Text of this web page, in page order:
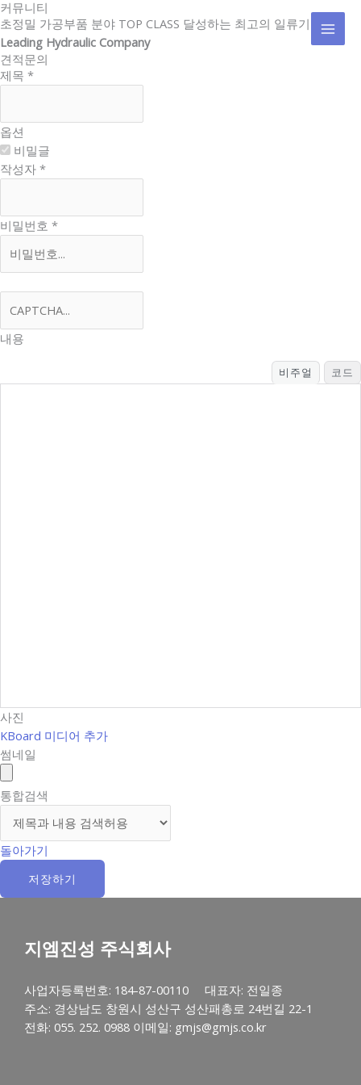
콘
텐
츠
로
건
뛰
기
커뮤니티
초정밀 가공부품 분야 TOP CLASS 달성하는 최고의 일류기업
Leading Hydraulic Company
견적문의
제목 *
옵션
비밀글
작성자 *
비밀번호 *
내용
비주얼 코드
사진
KBoard 미디어 추가
썸네일
통합검색
돌아가기
저장하기
지엠진성 주식회사
사업자등록번호: 184-87-00110 대표자: 전일종
주소: 경상남도 창원시 성산구 성산패총로 24번길 22-1
전화: 055. 252. 0988 이메일: gmjs@gmjs.co.kr